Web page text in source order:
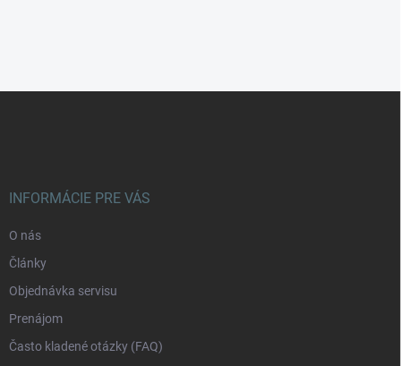
INFORMÁCIE PRE VÁS
O nás
Články
Objednávka servisu
Prenájom
Často kladené otázky (FAQ)